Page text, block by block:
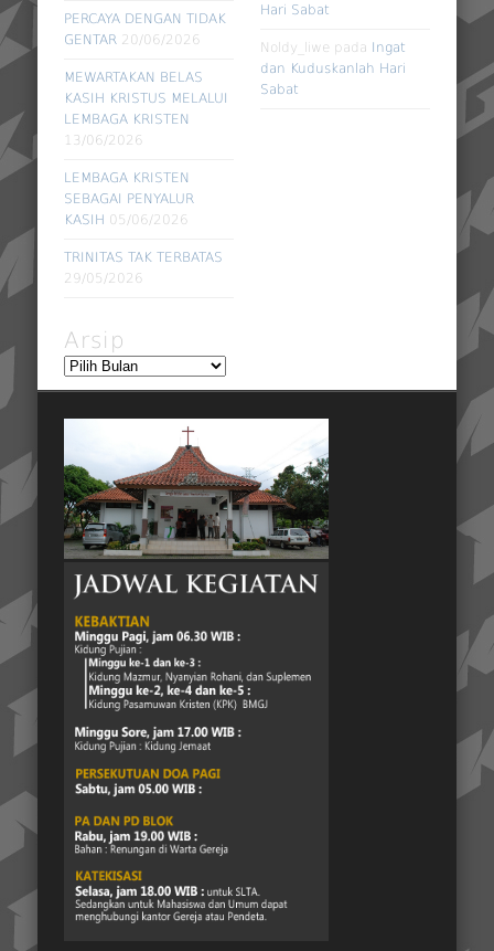
PERCAYA DENGAN TIDAK
GENTAR 20/06/2026
MEWARTAKAN BELAS
KASIH KRISTUS MELALUI
LEMBAGA KRISTEN
13/06/2026
LEMBAGA KRISTEN
SEBAGAI PENYALUR
KASIH 05/06/2026
TRINITAS TAK TERBATAS
29/05/2026
Hari Sabat
Noldy_liwe pada Ingat
dan Kuduskanlah Hari
Sabat
Arsip
Arsip